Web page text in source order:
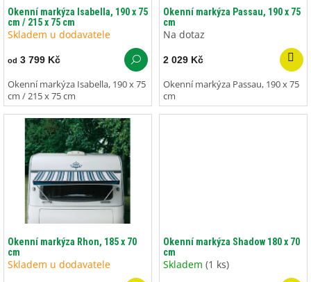
d
u
k
t
Okenní markýza Isabella, 190 x 75
cm / 215 x 75 cm
Skladem u dodavatele
od 3 799 Kč
Okenní markýza Isabella, 190 x 75
cm / 215 x 75 cm
Okenní markýza Passau, 190 x 75
cm
Na dotaz
2 029 Kč
Okenní markýza Passau, 190 x 75
cm
Okenní markýza Rhon, 185 x 70
cm
Skladem u dodavatele
Okenní markýza Shadow 180 x 70
cm
Skladem (1 ks)